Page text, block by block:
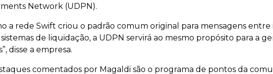
Network (UDPN).
a rede Swift criou o padrão comum original para mensagens
de liquidação, a UDPN servirá ao mesmo propósito para a
disse a empresa.
comentados por Magaldi são o programa de pontos da